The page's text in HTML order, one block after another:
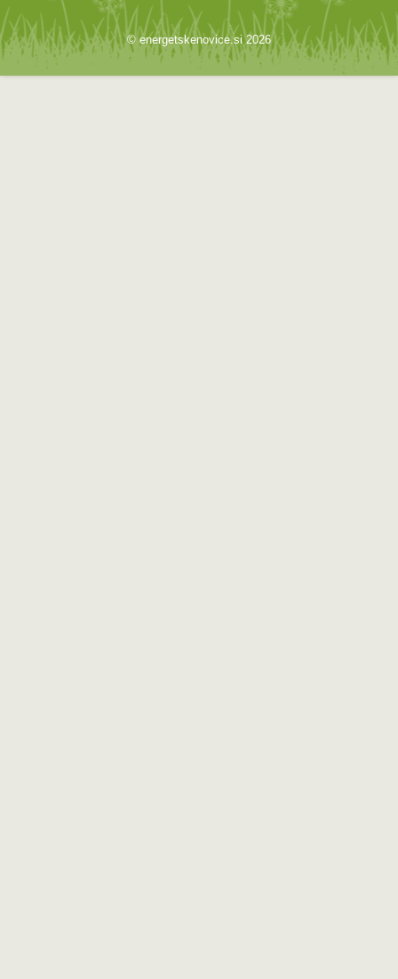
© energetskenovice.si 2026